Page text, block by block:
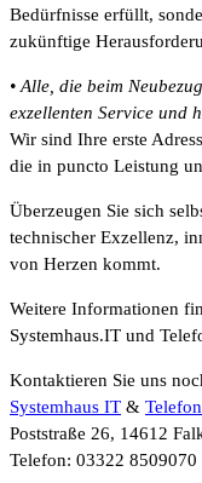
Bedürfnisse erfüllt,
zukünftige
• Alle, die beim
exzellenten Service und
Wir sind Ihre erste
die in puncto Leistung
Überzeugen Sie sich
technischer Exzellenz,
von Herzen kommt.
Weitere Informationen
Systemhaus.IT und
Kontaktieren Sie uns
Systemhaus IT &
Poststraße 26, 14612
Telefon: 03322 8509070